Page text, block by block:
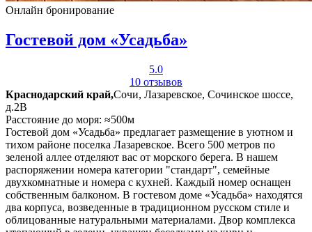
Онлайн бронирование
Гостевой дом «Усадьба»
5.0
10 отзывов
Краснодарский край,Сочи, Лазаревское, Сочинское шоссе,
д.2В
Расстояние до моря: ≈500м
Гостевой дом «Усадьба» предлагает размещение в уютном и
тихом районе поселка Лазаревское. Всего 500 метров по
зеленой аллее отделяют вас от морского берега. В нашем
распоряжении номера категории "стандарт", семейные
двухкомнатные и номера с кухней. Каждый номер оснащен
собственным балконом. В гостевом доме «Усадьба» находятся
два корпуса, возведенные в традиционном русском стиле и
облицованные натуральными материалами. Двор комплекса